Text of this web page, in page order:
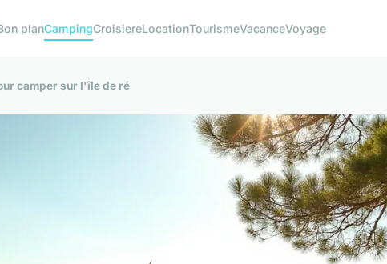
planCampingCroisiereLocationTourismeVacanceVoyage
camper sur l'île de ré